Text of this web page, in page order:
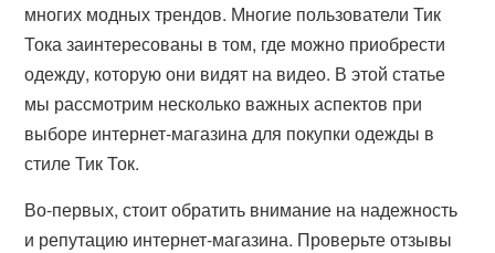
многих модных трендов. Многие пользователи Тик
Тока заинтересованы в том, где можно приобрести
одежду, которую они видят на видео. В этой статье
мы рассмотрим несколько важных аспектов при
выборе интернет-магазина для покупки одежды в
стиле Тик Ток.
Во-первых, стоит обратить внимание на надежность
и репутацию интернет-магазина. Проверьте отзывы